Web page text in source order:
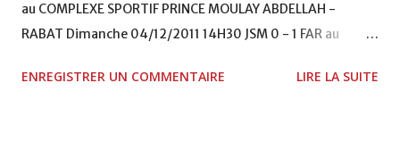
au COMPLEXE SPORTIF PRINCE MOULAY ABDELLAH -
RABAT Dimanche 04/12/2011 14H30 JSM 0 - 1 FAR au
TERRAIN EL ABDI - EL JADIDA 16h30 OCK 0 - 1 HUSA
ENREGISTRER UN COMMENTAIRE LIRE LA SUITE